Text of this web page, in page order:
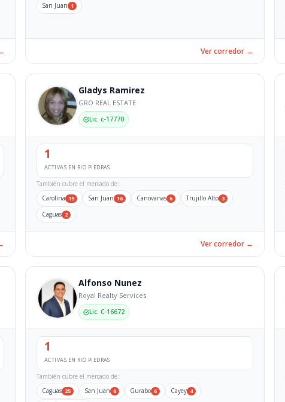
San Juan 1
Ver corredor →
Gladys Ramirez
GRO REAL ESTATE
Lic. c-17770
1
ACTIVAS EN RIO PIEDRAS
También cubre el mercado de:
Carolina 19 San Juan 16 Canovanas 6 Trujillo Alto 3
Caguas 2
Ver corredor →
Alfonso Nunez
Royal Realty Services
Lic. C-16672
1
ACTIVAS EN RIO PIEDRAS
También cubre el mercado de:
Caguas 25 San Juan 6 Gurabo 6 Cayey 4